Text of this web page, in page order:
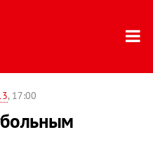
, 17:00